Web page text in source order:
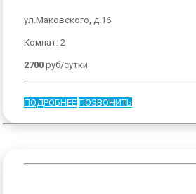
ул.Маковского, д.16
Комнат: 2
2700 руб/сутки
ПОДРОБНЕЕ ПОЗВОНИТЬ